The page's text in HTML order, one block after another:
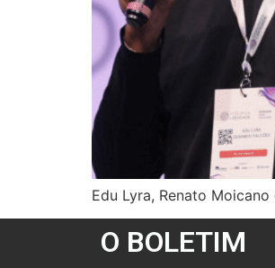
Edu Lyra, Renato
O BOLETIM